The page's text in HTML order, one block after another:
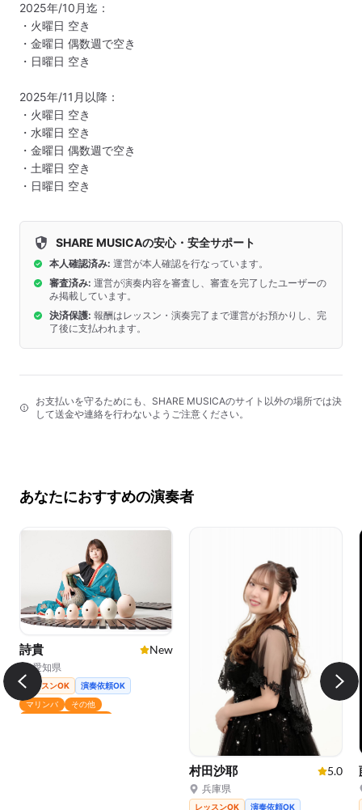
2025年/10月迄：
・火曜日 空き
・金曜日 偶数週で空き
・日曜日 空き
2025年/11月以降：
・火曜日 空き
・水曜日 空き
・金曜日 偶数週で空き
・土曜日 空き
・日曜日 空き
SHARE MUSICAの安心・安全サポート
本人確認済み: 運営が本人確認を行なっています。
審査済み: 運営が演奏内容を審査し、審査を完了したユーザーの
み掲載しています。
決済保護: 報酬はレッスン・演奏完了まで運営がお預かりし、完
了後に支払われます。
お支払いを守るためにも、SHARE MUSICAのサイト以外の場所では決
して送金や連絡を行わないようご注意ください。
あなたにおすすめの演奏者
詩貴 New
愛知県
レッスンOK
演奏依頼OK
マリンバ
その他
村田沙耶 5.0
兵庫県
レッスンOK 演奏依頼OK